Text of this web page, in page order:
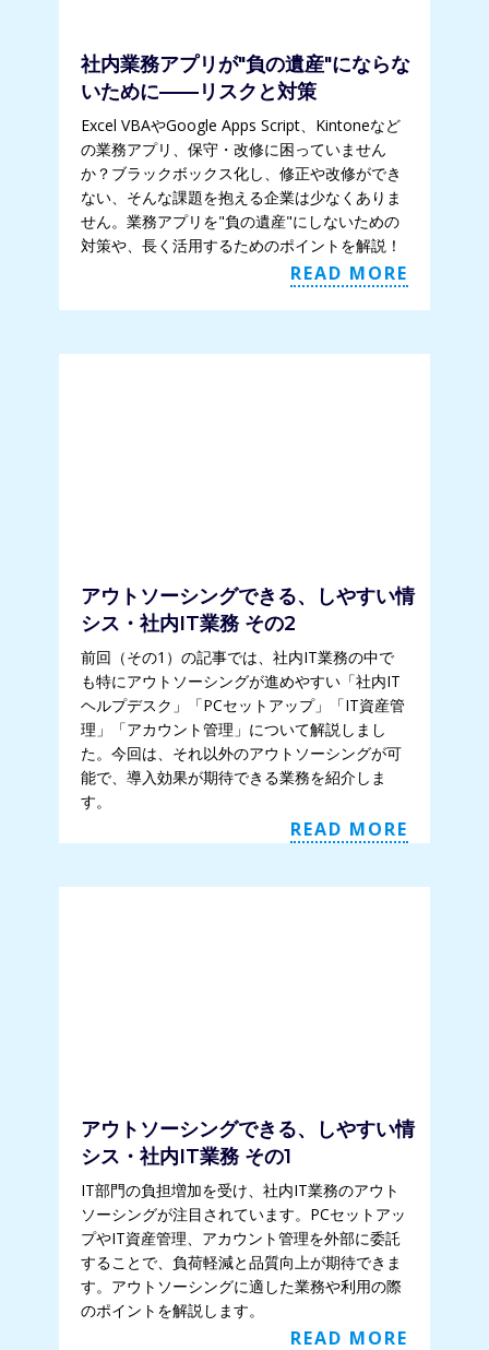
社内業務アプリが"負の遺産"にならな
いために——リスクと対策
Excel VBAやGoogle Apps Script、Kintoneなど
の業務アプリ、保守・改修に困っていません
か？ブラックボックス化し、修正や改修ができ
ない、そんな課題を抱える企業は少なくありま
せん。業務アプリを"負の遺産"にしないための
対策や、長く活用するためのポイントを解説！
READ MORE
アウトソーシングできる、しやすい情
シス・社内IT業務 その2
前回（その1）の記事では、社内IT業務の中で
も特にアウトソーシングが進めやすい「社内IT
ヘルプデスク」「PCセットアップ」「IT資産管
理」「アカウント管理」について解説しまし
た。今回は、それ以外のアウトソーシングが可
能で、導入効果が期待できる業務を紹介しま
す。
READ MORE
アウトソーシングできる、しやすい情
シス・社内IT業務 その1
IT部門の負担増加を受け、社内IT業務のアウト
ソーシングが注目されています。PCセットアッ
プやIT資産管理、アカウント管理を外部に委託
することで、負荷軽減と品質向上が期待できま
す。アウトソーシングに適した業務や利用の際
のポイントを解説します。
READ MORE